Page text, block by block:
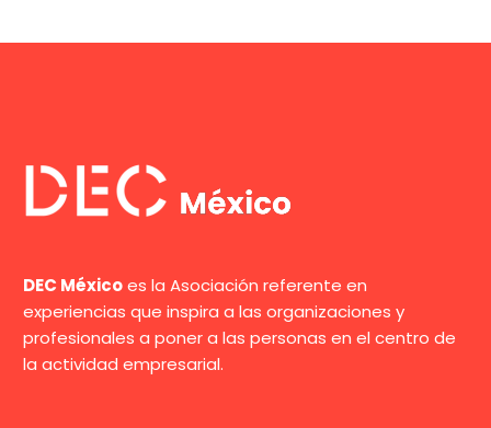
DEC Méxicoes la Asociación referente en
experiencias que inspira a las organizaciones y
profesionales a poner a las personas en el centro de
la actividad empresarial.